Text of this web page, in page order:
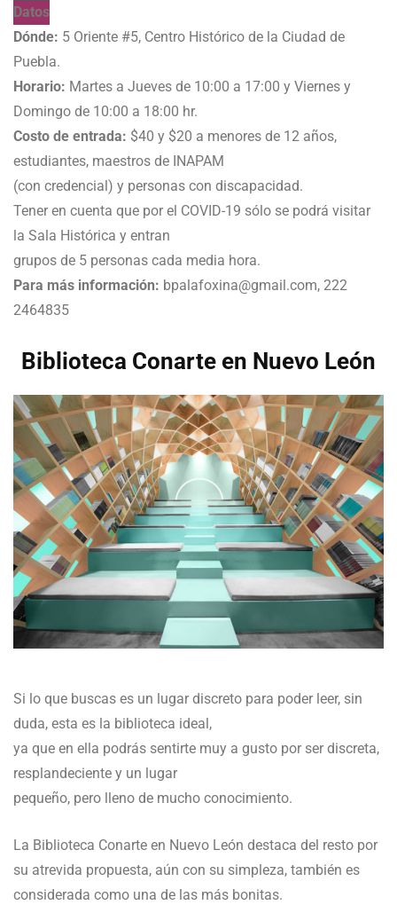
Datos
Dónde: 5 Oriente #5, Centro Histórico de la Ciudad de
Puebla.
Horario: Martes a Jueves de 10:00 a 17:00 y Viernes y
Domingo de 10:00 a 18:00 hr.
Costo de entrada: $40 y $20 a menores de 12 años,
estudiantes, maestros de INAPAM
(con credencial) y personas con discapacidad.
Tener en cuenta que por el COVID-19 sólo se podrá visitar
la Sala Histórica y entran
grupos de 5 personas cada media hora.
Para más información: bpalafoxina@gmail.com, 222
2464835
Biblioteca Conarte en Nuevo León
Si lo que buscas es un lugar discreto para poder leer, sin
duda, esta es la biblioteca ideal,
ya que en ella podrás sentirte muy a gusto por ser discreta,
resplandeciente y un lugar
pequeño, pero lleno de mucho conocimiento.
La Biblioteca Conarte en Nuevo León destaca del resto por
su atrevida propuesta, aún con su simpleza, también es
considerada como una de las más bonitas.